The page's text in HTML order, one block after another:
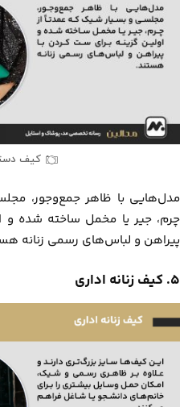
کیف
مدل‌هایی با ظاهر جمع‌وجور،
چرم، جیر یا مخمل ساخته شده و
پیراهن و لباس‌های رسمی زنانه
۵. کیف زنانه اداری